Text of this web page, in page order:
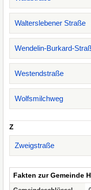
Walterslebener Straße
Wendelin-Burkard-
Westendstraße
Wolfsmilchweg
Z
Zweigstraße
Fakten zur Gemeinde